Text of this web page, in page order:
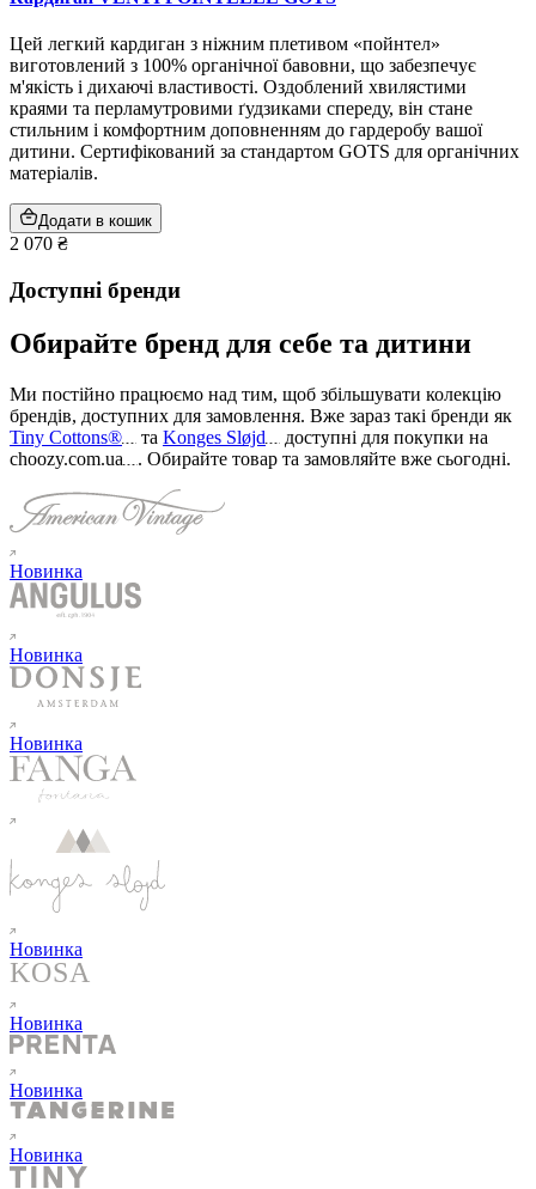
Цей легкий кардиган з ніжним плетивом «пойнтел»
виготовлений з 100% органічної бавовни, що забезпечує
м'якість і дихаючі властивості. Оздоблений хвилястими
краями та перламутровими ґудзиками спереду, він стане
стильним і комфортним доповненням до гардеробу вашої
дитини. Сертифікований за стандартом GOTS для органічних
матеріалів.
Додати в кошик
2 070 ₴
Доступні бренди
Обирайте бренд для себе та дитини
Ми постійно працюємо над тим, щоб збільшувати колекцію
брендів, доступних для замовлення. Вже зараз такі бренди як
Tiny Cottons®
та Konges Sløjd
доступні для покупки на
choozy.com.ua
. Обирайте товар та замовляйте вже сьогодні.
Новинка
Новинка
Новинка
Новинка
Новинка
Новинка
Новинка